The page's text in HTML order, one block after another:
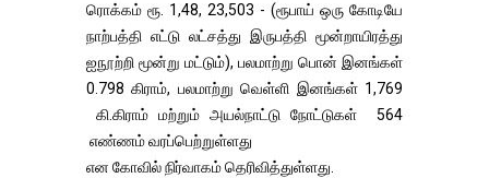
ரொக்கம் ரூ. 1,48, 23,503 - (ரூபாய் ஒரு கோடியே
நாற்பத்தி எட்டு லட்சத்து இருபத்தி மூன்றாயிரத்து
ஐநூற்றி மூன்று மட்டும்), பலமாற்று பொன் இனங்கள்
0.798 கிராம், பலமாற்று வெள்ளி இனங்கள் 1,769
கி.கிராம் மற்றும் அயல்நாட்டு நோட்டுகள் 564
எண்ணம் வரப்பெற்றுள்ளது
என கோவில் நிர்வாகம் தெரிவித்துள்ளது.